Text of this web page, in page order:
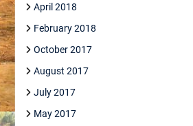
April 2018
February 2018
October 2017
August 2017
July 2017
May 2017